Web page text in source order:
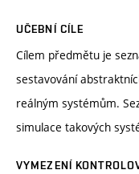
UČEBNÍ CÍLE
Cílem předmětu je
sestavování
reálným systémům.
simulace takových
VYMEZENÍ